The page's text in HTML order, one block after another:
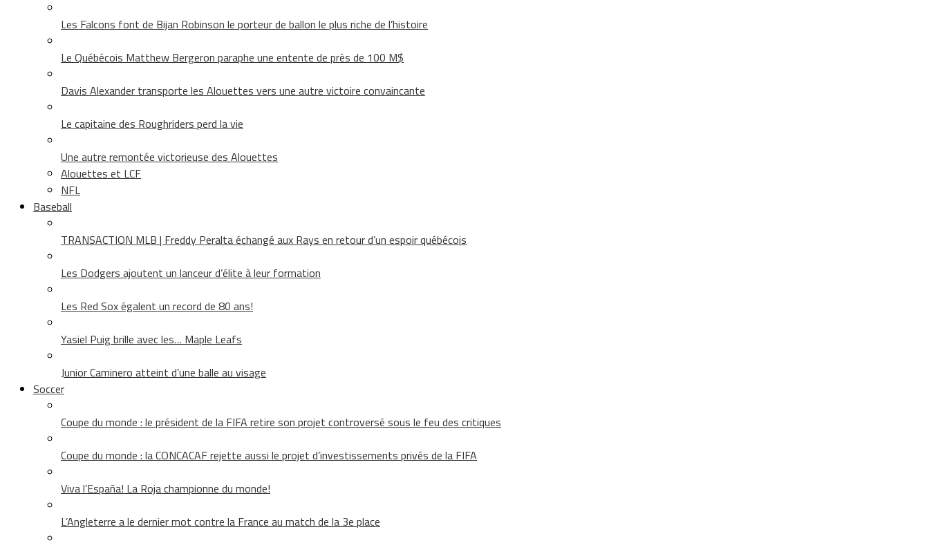
Les Falcons font de Bijan Robinson le porteur de ballon le plus riche de l’histoire
Le Québécois Matthew Bergeron paraphe une entente de près de 100 M$
Davis Alexander transporte les Alouettes vers une autre victoire convaincante
Le capitaine des Roughriders perd la vie
Une autre remontée victorieuse des Alouettes
Alouettes et LCF
NFL
Baseball
TRANSACTION MLB | Freddy Peralta échangé aux Rays en retour d’un espoir québécois
Les Dodgers ajoutent un lanceur d’élite à leur formation
Les Red Sox égalent un record de 80 ans!
Yasiel Puig brille avec les… Maple Leafs
Junior Caminero atteint d’une balle au visage
Soccer
Coupe du monde : le président de la FIFA retire son projet controversé sous le feu des critiques
Coupe du monde : la CONCACAF rejette aussi le projet d’investissements privés de la FIFA
Viva l’España! La Roja championne du monde!
L’Angleterre a le dernier mot contre la France au match de la 3e place